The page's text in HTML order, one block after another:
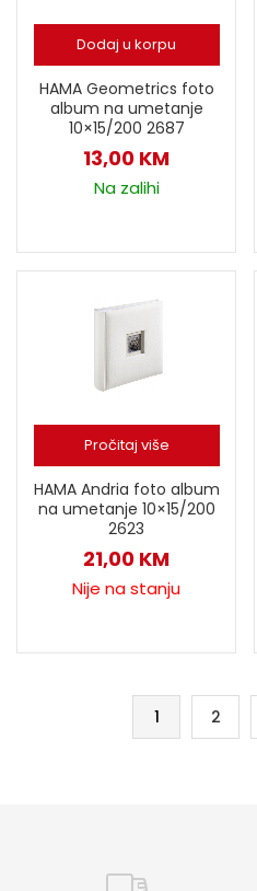
Dodaj u korpu
HAMA Geometrics foto
album na umetanje
10×15/200 2687
13,00 KM
Na zalihi
Pročitaj više
HAMA Andria foto album
na umetanje 10×15/200
2623
21,00 KM
Nije na stanju
1 2